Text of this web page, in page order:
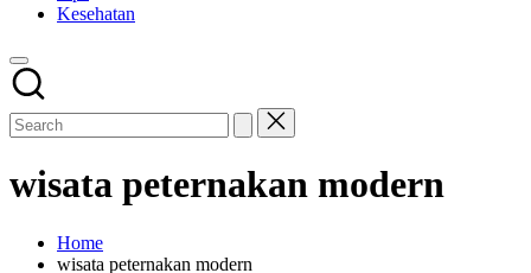
Kesehatan
wisata peternakan modern
Home
wisata peternakan modern